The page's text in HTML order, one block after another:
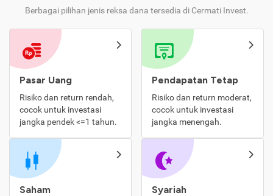
Berbagai pilihan jenis reksa dana tersedia di Cermati Invest.
Pasar Uang
Risiko dan return rendah,
cocok untuk investasi
jangka pendek <=1 tahun.
Pendapatan Tetap
Risiko dan return moderat,
cocok untuk investasi
jangka menengah.
Saham Syariah